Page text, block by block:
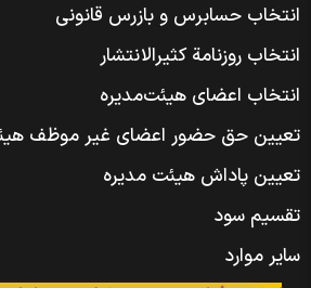
انتخاب حسابرس و بازرس قانونی
انتخاب روزنامة کثیر‌الانتشار
انتخاب اعضای هیئت‌مدیره
تعیین حق حضور اعضای غیر موظف
تعیین پاداش هیئت مدیره
تقسیم سود
سایر موارد